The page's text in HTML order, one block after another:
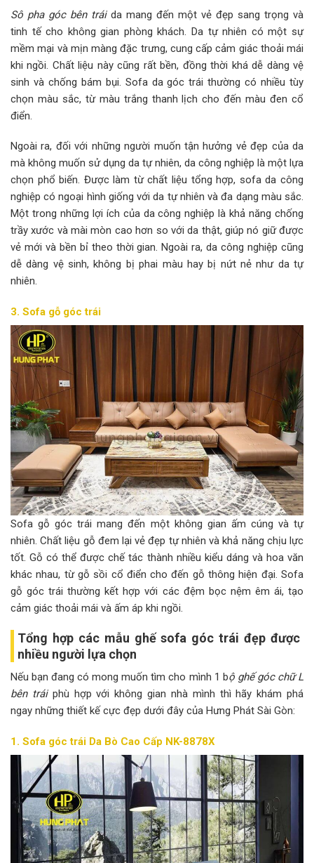
Sô pha góc bên tráida mang đến một vẻ đẹp sang trọng và
tinh tế cho không gian phòng khách. Da tự nhiên có một sự
mềm mại và mịn màng đặc trưng, cung cấp cảm giác thoải mái
khi ngồi. Chất liệu này cũng rất bền, đồng thời khá dễ dàng vệ
sinh và chống bám bụi. Sofa da góc trái thường có nhiều tùy
chọn màu sắc, từ màu trắng thanh lịch cho đến màu đen cổ
điển.
Ngoài ra, đối với những người muốn tận hưởng vẻ đẹp của da
mà không muốn sử dụng da tự nhiên, da công nghiệp là một lựa
chọn phổ biến. Được làm từ chất liệu tổng hợp, sofa da công
nghiệp có ngoại hình giống với da tự nhiên và đa dạng màu sắc.
Một trong những lợi ích của da công nghiệp là khả năng chống
trầy xước và mài mòn cao hơn so với da thật, giúp nó giữ được
vẻ mới và bền bỉ theo thời gian. Ngoài ra, da công nghiệp cũng
dễ dàng vệ sinh, không bị phai màu hay bị nứt nẻ như da tự
nhiên.
3. Sofa gỗ góc trái
Sofa gỗ góc trái mang đến một không gian ấm cúng và tự
nhiên. Chất liệu gỗ đem lại vẻ đẹp tự nhiên và khả năng chịu lực
tốt. Gỗ có thể được chế tác thành nhiều kiểu dáng và hoa văn
khác nhau, từ gỗ sồi cổ điển cho đến gỗ thông hiện đại. Sofa
gỗ góc trái thường kết hợp với các đệm bọc nệm êm ái, tạo
cảm giác thoải mái và ấm áp khi ngồi.
Tổng hợp các mẫu ghế sofa góc trái đẹp được
nhiều người lựa chọn
Nếu bạn đang có mong muốn tìm cho mình 1 bộ ghế góc chữ L
bên tráiphù hợp với không gian nhà mình thì hãy khám phá
ngay những thiết kế cực đẹp dưới đây của Hưng Phát Sài Gòn:
1. Sofa góc trái Da Bò Cao Cấp NK-8878X